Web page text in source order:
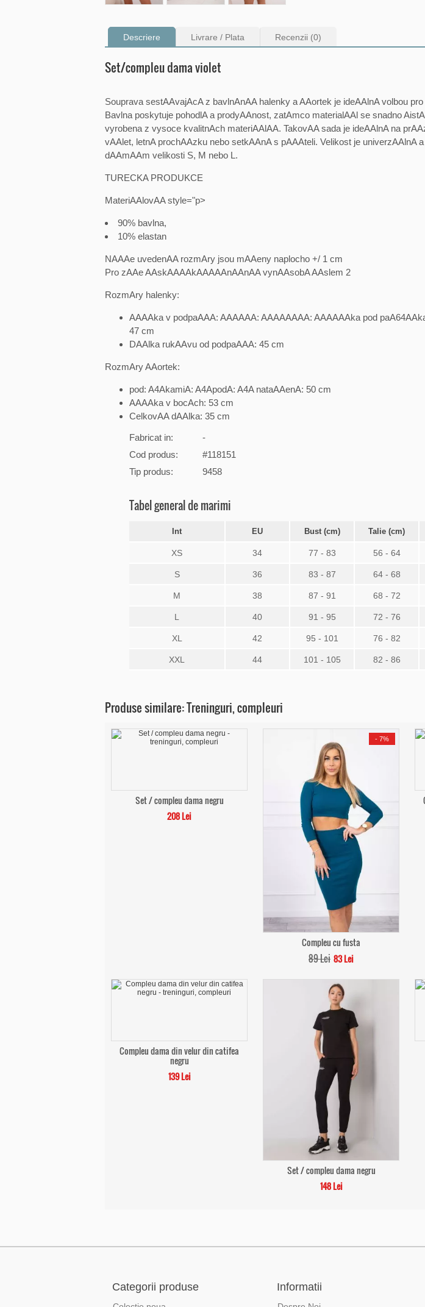
Descriere Livrare / Plata Recenzii (0)
Set/compleu dama violet
Souprava sestAAvajAcA z bavlnAnAA halenky a AAortek je ideAAlnA volbou pro
Bavlna poskytuje pohodlA a prodyAAnost, zatAmco materialAAl se snadno
vyrobena z vysoce kvalitnAch materiAAlAA. TakovAA sada je ideAAlnA na
vAAlet, letnA prochAAzku nebo setkAAnA s pAAAteli. Velikost je univerzAAlnA
dAAmAAm velikosti S, M nebo L.
TURECKA PRODUKCE
MateriAAlovAA style="p>
90% bavlna,
10% elastan
NAAAe uvedenAA rozmAry jsou mAAeny naplocho +/ 1 cm
Pro zAAe AAskAAAAkAAAAAnAAnAA vynAAsobA AAslem 2
RozmAry halenky:
AAAAka v podpaAAA: AAAAAA: AAAAAAAA: AAAAAAka pod
47 cm
DAAlka rukAAvu od podpaAAA: 45 cm
RozmAry AAortek:
pod: A4AkamiA: A4ApodA: A4A nataAAenA: 50 cm
AAAAka v bocAch: 53 cm
CelkovAA dAAlka: 35 cm
Fabricat in:
-
Cod produs:
#118151
Tip produs:
9458
Tabel general de marimi
Int EU Bust (cm) Talie (cm)
XS 34 77 - 83 56 - 64
S 36 83 - 87 64 - 68
M 38 87 - 91 68 - 72
L 40 91 - 95 72 - 76
XL 42 95 - 101 76 - 82
XXL 44 101 - 105 82 - 86
Produse similare: Treninguri, compleuri
Set / compleu dama negru
208 Lei
- 7%
Compleu cu fusta
89 Lei 83 Lei
Compleu dama din velur din catifea
negru
139 Lei
Set / compleu dama negru
148 Lei
Categorii produse Informatii